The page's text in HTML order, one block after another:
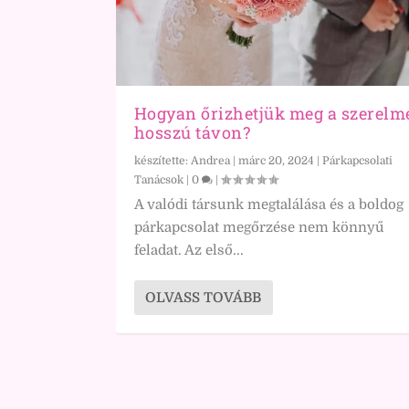
Hogyan őrizhetjük meg a
hosszú távon?
készítette: Andrea| márc 20, 2024
Párkapcsolati
Tanácsok| 0 |
A valódi társunk megtalálása és a boldog
párkapcsolat megőrzése nem könnyű
feladat. Az első...
OLVASS TOVÁBB